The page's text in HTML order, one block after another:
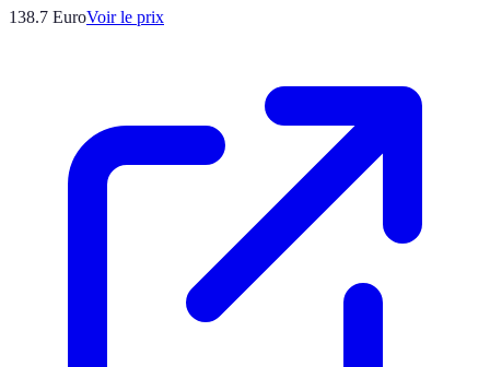
138.7 EuroVoir le prix